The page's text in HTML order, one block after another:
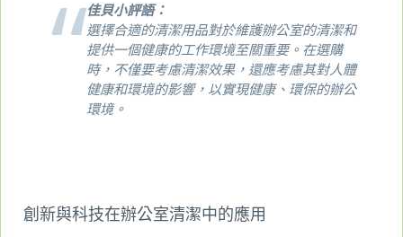
佳貝小評語：
選擇合適的清潔用品對於維護辦公室的清潔和
提供一個健康的工作環境至關重要。在選購
時，不僅要考慮清潔效果，還應考慮其對人體
健康和環境的影響，以實現健康、環保的辦公
環境。
創新與科技在辦公室清潔中的應用